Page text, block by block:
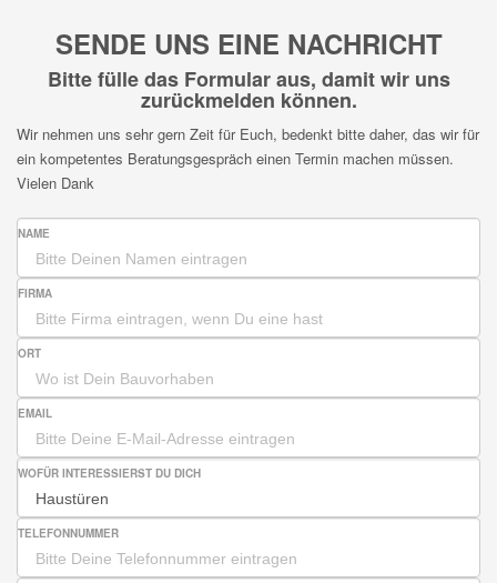
SENDE UNS EINE NACHRICHT
Bitte fülle das Formular aus, damit wir uns
zurückmelden können.
Wir nehmen uns sehr gern Zeit für Euch, bedenkt bitte daher, das wir für
ein kompetentes Beratungsgespräch einen Termin machen müssen.
Vielen Dank
NAME
FIRMA
ORT
EMAIL
WOFÜR INTERESSIERST DU DICH
TELEFONNUMMER